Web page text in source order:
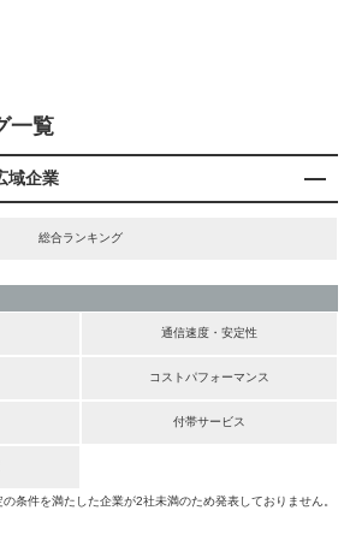
一覧
域企業
総合ランキング
通信速度・安定性
コストパフォーマンス
付帯サービス
条件を満たした企業が2社未満のため発表しておりません。